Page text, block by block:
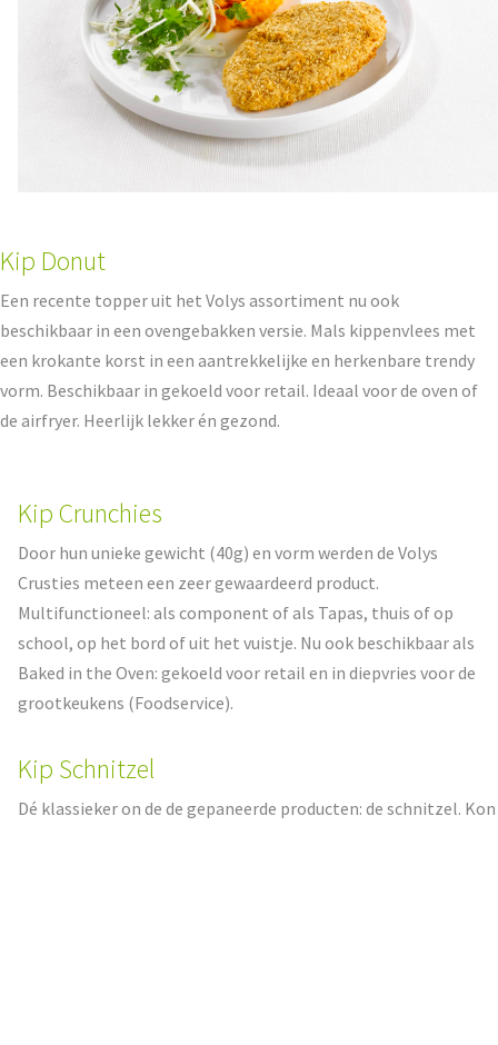
Kip Donut
Een recente topper uit het Volys assortiment nu ook
beschikbaar in een ovengebakken versie. Mals kippenvlees met
een krokante korst in een aantrekkelijke en herkenbare trendy
vorm. Beschikbaar in gekoeld voor retail. Ideaal voor de oven of
de airfryer. Heerlijk lekker én gezond.
Kip Crunchies
Door hun unieke gewicht (40g) en vorm werden de Volys
Crusties meteen een zeer gewaardeerd product.
Multifunctioneel: als component of als Tapas, thuis of op
school, op het bord of uit het vuistje. Nu ook beschikbaar als
Baked in the Oven: gekoeld voor retail en in diepvries voor de
grootkeukens (Foodservice).
Kip Schnitzel
Dé klassieker on de de gepaneerde producten: de schnitzel. Kon